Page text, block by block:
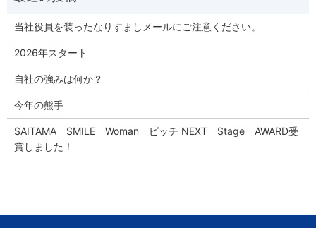
当社役員を装ったなりすましメールにご注意ください。
2026年スタート
自社の強みは何か？
今年の熊手
SAITAMA SMILE Woman ピッチ NEXT Stage AWARD受
賞しました！